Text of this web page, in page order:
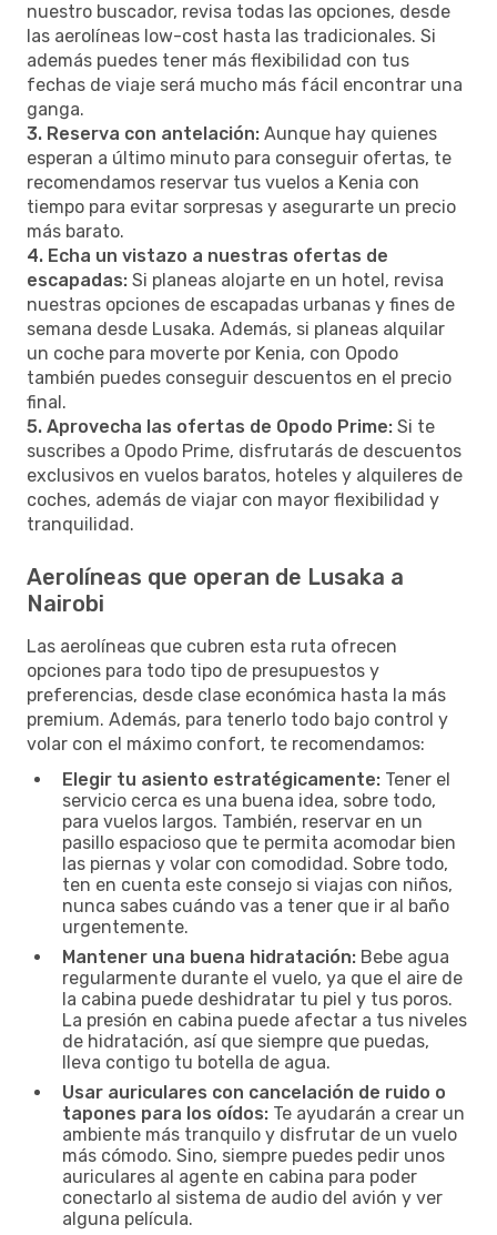
nuestro buscador, revisa todas las opciones, desde
las aerolíneas low-cost hasta las tradicionales. Si
además puedes tener más flexibilidad con tus
fechas de viaje será mucho más fácil encontrar una
ganga.
3. Reserva con antelación: Aunque hay quienes
esperan a último minuto para conseguir ofertas, te
recomendamos reservar tus vuelos a Kenia con
tiempo para evitar sorpresas y asegurarte un precio
más barato.
4. Echa un vistazo a nuestras ofertas de
escapadas: Si planeas alojarte en un hotel, revisa
nuestras opciones de escapadas urbanas y fines de
semana desde Lusaka. Además, si planeas alquilar
un coche para moverte por Kenia, con Opodo
también puedes conseguir descuentos en el precio
final.
5. Aprovecha las ofertas de Opodo Prime: Si te
suscribes a Opodo Prime, disfrutarás de descuentos
exclusivos en vuelos baratos, hoteles y alquileres de
coches, además de viajar con mayor flexibilidad y
tranquilidad.
Aerolíneas que operan de Lusaka a
Nairobi
Las aerolíneas que cubren esta ruta ofrecen
opciones para todo tipo de presupuestos y
preferencias, desde clase económica hasta la más
premium. Además, para tenerlo todo bajo control y
volar con el máximo confort, te recomendamos:
Elegir tu asiento estratégicamente: Tener el
servicio cerca es una buena idea, sobre todo,
para vuelos largos. También, reservar en un
pasillo espacioso que te permita acomodar bien
las piernas y volar con comodidad. Sobre todo,
ten en cuenta este consejo si viajas con niños,
nunca sabes cuándo vas a tener que ir al baño
urgentemente.
Mantener una buena hidratación: Bebe agua
regularmente durante el vuelo, ya que el aire de
la cabina puede deshidratar tu piel y tus poros.
La presión en cabina puede afectar a tus niveles
de hidratación, así que siempre que puedas,
lleva contigo tu botella de agua.
Usar auriculares con cancelación de ruido o
tapones para los oídos: Te ayudarán a crear un
ambiente más tranquilo y disfrutar de un vuelo
más cómodo. Sino, siempre puedes pedir unos
auriculares al agente en cabina para poder
conectarlo al sistema de audio del avión y ver
alguna película.